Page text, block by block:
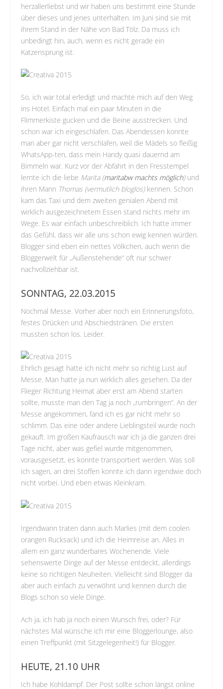
herzallerliebst und wir haben uns bestimmt eine Stunde
über dieses und jenes unterhalten. Im Juni sind sie mit
ihrem Stand in der Nähe von Bad Tölz. Da muss ich
unbedingt hin, auch, wenn es nicht gerade ein
Katzensprung ist.
So, ich war total erledigt und machte mich auf den Weg
ins Hotel. Einfach mal ein paar Minuten in die
Flimmerkiste gucken und die Beine ausstrecken. Und
schon war ich eingeschlafen. Das Abendessen konnte
man aber gar nicht verschlafen, weil die Mädels so fleißig
WhatsApp-ten, dass mein Handy quasi dauernd am
Bimmeln war. Kurz vor der Abfahrt in den Fresstempel
lernte ich die liebe Marita (maritabw machts möglich)und
ihren Mann Thomas (vermutlich bloglos)kennen. Schon
kam das Taxi und dem zweiten genialen Abend mit
wirklich ausgezeichnetem Essen stand nichts mehr im
Wege. Es war einfach unbeschreiblich. Ich hatte immer
das Gefühl, dass wir alle uns schon ewig kennen würden.
Blogger sind eben ein nettes Völkchen, auch wenn die
Bloggerwelt für „Außenstehende“ oft nur schwer
nachvollziehbar ist.
SONNTAG, 22.03.2015
Nochmal Messe. Vorher aber noch ein Erinnerungsfoto,
festes Drücken und Abschiedstränen. Die ersten
mussten schon los. Leider.
Ehrlich gesagt hatte ich nicht mehr so richtig Lust auf
Messe. Man hatte ja nun wirklich alles gesehen. Da der
Flieger Richtung Heimat aber erst am Abend starten
sollte, musste man den Tag ja noch „rumbringen“. An der
Messe angekommen, fand ich es gar nicht mehr so
schlimm. Das eine oder andere Lieblingsteil wurde noch
gekauft. Im großen Kaufrausch war ich ja die ganzen drei
Tage nicht, aber was gefiel wurde mitgenommen,
vorausgesetzt, es konnte transportiert werden. Was soll
ich sagen, an drei Stoffen konnte ich dann irgendwie doch
nicht vorbei. Und eben etwas Kleinkram.
Irgendwann traten dann auch Marlies (mit dem coolen
orangen Rucksack) und ich die Heimreise an. Alles in
allem ein ganz wunderbares Wochenende. Viele
sehenswerte Dinge auf der Messe entdeckt, allerdings
keine so richtigen Neuheiten. Vielleicht sind Blogger da
aber auch einfach zu verwöhnt und kennen durch die
Blogs schon so viele Dinge.
Ach ja, ich hab ja noch einen Wunsch frei, oder? Für
nächstes Mal wünsche ich mir eine Bloggerlounge, also
einen Treffpunkt (mit Sitzgelegenheit!) für Blogger.
HEUTE, 21.10 UHR
Ich habe Kohldampf. Der Post sollte schon längst online